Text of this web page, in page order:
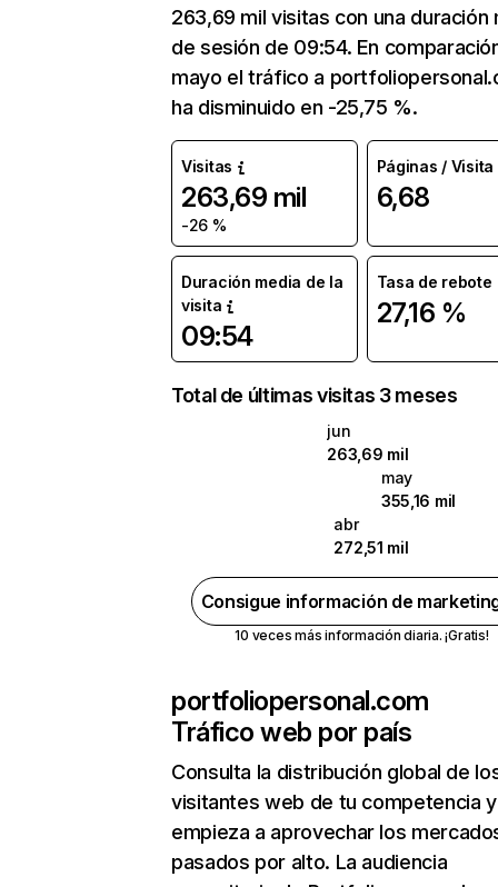
263,69 mil visitas con una duración
de sesión de 09:54. En
mayo el tráfico a
ha disminuido en -25,75 %.
Visitas
263,69 mil
-26 %
Páginas / Visita
6,68
Duración media de la
visita
09:54
Tasa de rebote
27,16 %
Total de últimas visitas 3 meses
jun
263,69 mil
may
355,16 mil
abr
272,51 mil
Consigue información de
10 veces más información diaria. ¡Gratis!
portfoliopersonal.com
Tráfico web por país
Consulta la distribución global de
visitantes web de tu competencia y
empieza a aprovechar los
pasados por alto. La audiencia